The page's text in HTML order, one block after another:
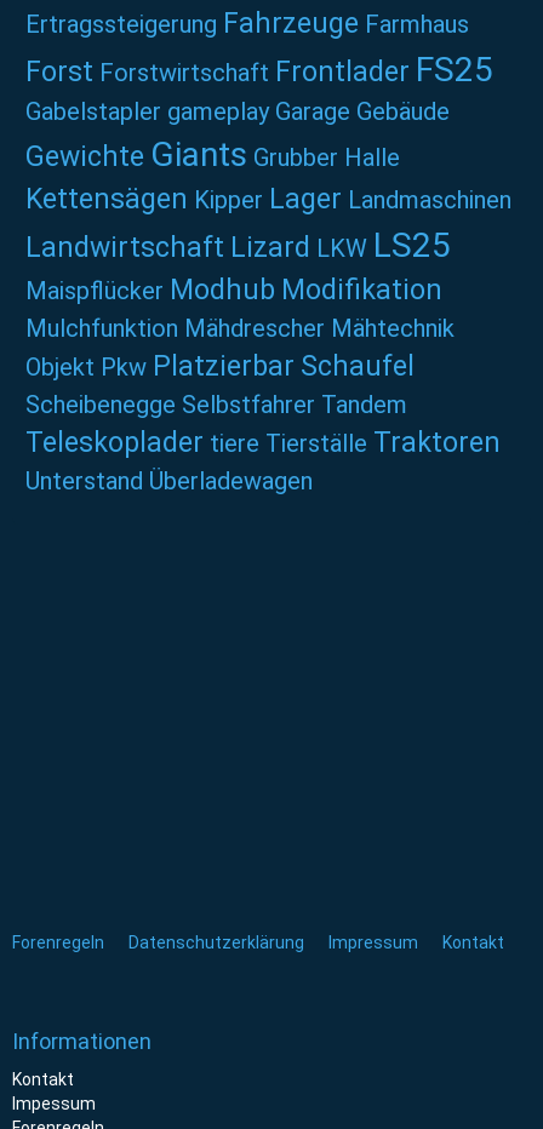
Ertragssteigerung Fahrzeuge Farmhaus
Forst Forstwirtschaft Frontlader FS25
Gabelstapler gameplay Garage Gebäude
Gewichte Giants Grubber Halle
Kettensägen Kipper Lager Landmaschinen
Landwirtschaft Lizard LKW LS25
Maispflücker Modhub Modifikation
Mulchfunktion Mähdrescher Mähtechnik
Objekt Pkw Platzierbar Schaufel
Scheibenegge Selbstfahrer Tandem
Teleskoplader tiere Tierställe Traktoren
Unterstand Überladewagen
Forenregeln Datenschutzerklärung Impressum Kontakt
Informationen
Kontakt
Impessum